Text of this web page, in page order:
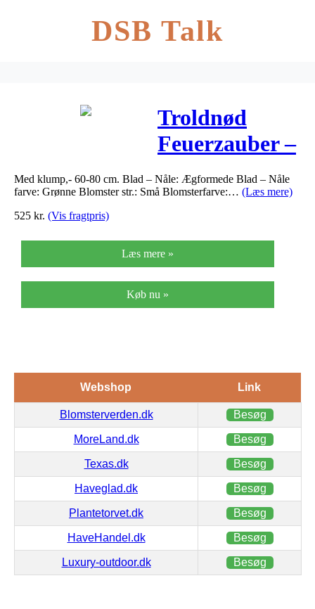
DSB Talk
Troldnød
Feuerzauber –
Hamamelis
intermedia
Med klump,- 60-80 cm. Blad – Nåle: Ægformede Blad – Nåle
farve: Grønne Blomster str.: Små Blomsterfarve:… (Læs mere)
525 kr. (Vis fragtpris)
Læs mere »
Køb nu »
Webshop Link
Blomsterverden.dk Besøg
MoreLand.dk Besøg
Texas.dk Besøg
Haveglad.dk Besøg
Plantetorvet.dk Besøg
HaveHandel.dk Besøg
Luxury-outdoor.dk Besøg